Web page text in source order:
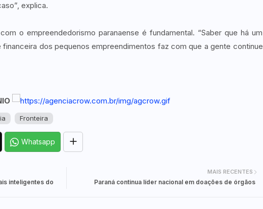
explica.
o empreendedorismo paranaense é fundamental. “Saber que há um
dos pequenos empreendimentos faz com que a gente continue
Fronteira
Whatsapp
MAIS RECENTES
Paraná continua líder nacional em doações de órgãos
inteligentes do